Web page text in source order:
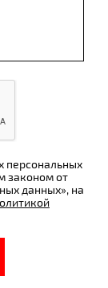
персональных
законом от
данных», на